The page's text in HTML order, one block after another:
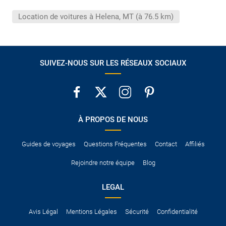
Pour vous en assurer, vous pouvez vous renseigner auprès des
Location de voitures à Helena, MT (à 76.5 km)
SUIVEZ-NOUS SUR LES RÉSEAUX SOCIAUX
À PROPOS DE NOUS
Guides de voyages Questions Fréquentes Contact Affiliés
Rejoindre notre équipe Blog
LEGAL
Avis Légal Mentions Légales Sécurité Confidentialité